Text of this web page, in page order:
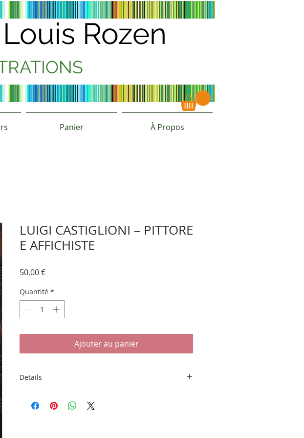
Rozen
Panier À Propos
LUIGI CASTIGLIONI – PITTORE
E AFFICHISTE
50,00 €Prix
Quantité *
Ajouter au panier
Details
Collectif. Conception par Tersilia MAZZINI-